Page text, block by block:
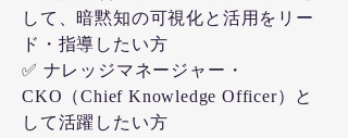
して、暗黙知の可視化と活用をリー
ド・指導したい方
✅ ナレッジマネージャー・
CKO（Chief Knowledge Officer）と
して活躍したい方